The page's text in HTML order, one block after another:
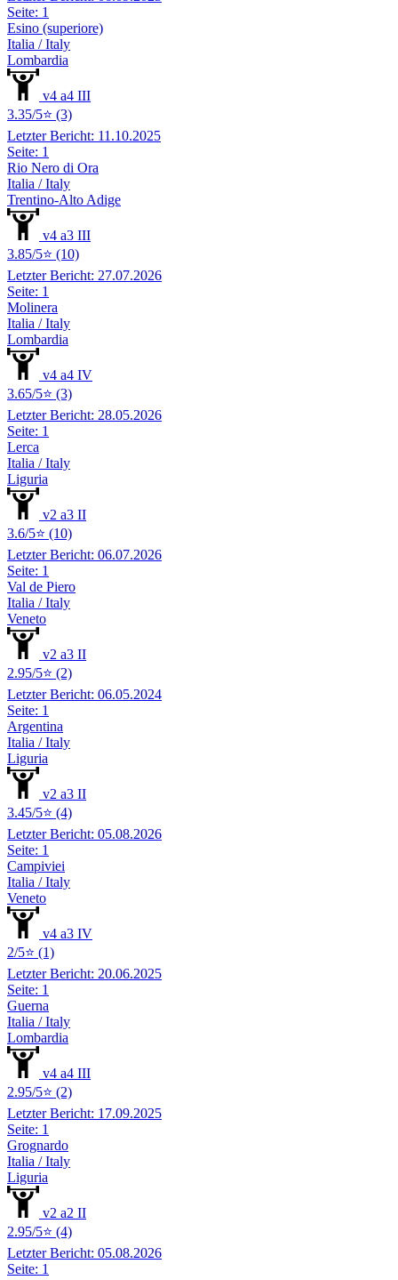
Seite: 1
Esino (superiore)
Italia / Italy
Lombardia
v4 a4 III
3.35/5⭐ (3)
Letzter Bericht: 11.10.2025
Seite: 1
Rio Nero di Ora
Italia / Italy
Trentino-Alto Adige
v4 a3 III
3.85/5⭐ (10)
Letzter Bericht: 27.07.2026
Seite: 1
Molinera
Italia / Italy
Lombardia
v4 a4 IV
3.65/5⭐ (3)
Letzter Bericht: 28.05.2026
Seite: 1
Lerca
Italia / Italy
Liguria
v2 a3 II
3.6/5⭐ (10)
Letzter Bericht: 06.07.2026
Seite: 1
Val de Piero
Italia / Italy
Veneto
v2 a3 II
2.95/5⭐ (2)
Letzter Bericht: 06.05.2024
Seite: 1
Argentina
Italia / Italy
Liguria
v2 a3 II
3.45/5⭐ (4)
Letzter Bericht: 05.08.2026
Seite: 1
Campiviei
Italia / Italy
Veneto
v4 a3 IV
2/5⭐ (1)
Letzter Bericht: 20.06.2025
Seite: 1
Guerna
Italia / Italy
Lombardia
v4 a4 III
2.95/5⭐ (2)
Letzter Bericht: 17.09.2025
Seite: 1
Grognardo
Italia / Italy
Liguria
v2 a2 II
2.95/5⭐ (4)
Letzter Bericht: 05.08.2026
Seite: 1